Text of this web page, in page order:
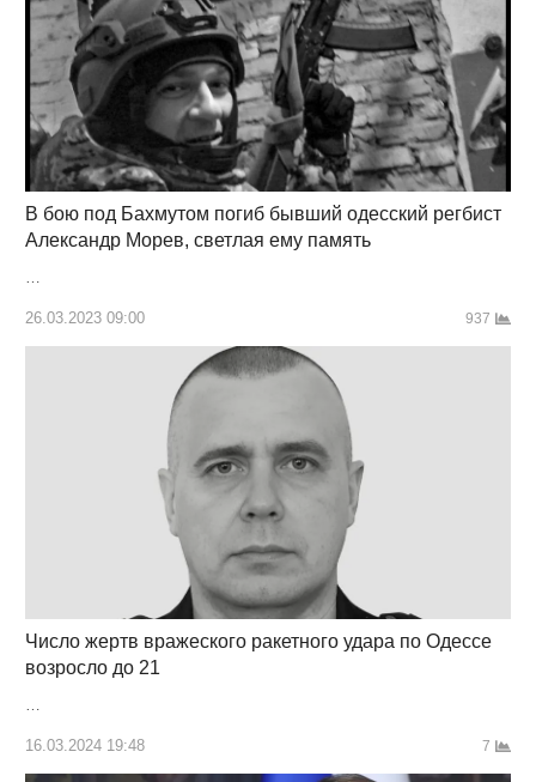
В бою под Бахмутом погиб бывший одесский регбист
Александр Морев, светлая ему память
…
26.03.2023 09:00 937
Число жертв вражеского ракетного удара по Одессе
возросло до 21
…
16.03.2024 19:48 7